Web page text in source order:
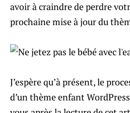
avoir à craindre de perdre
prochaine mise à jour du
J’espère qu’à présent, le
d’un thème enfant